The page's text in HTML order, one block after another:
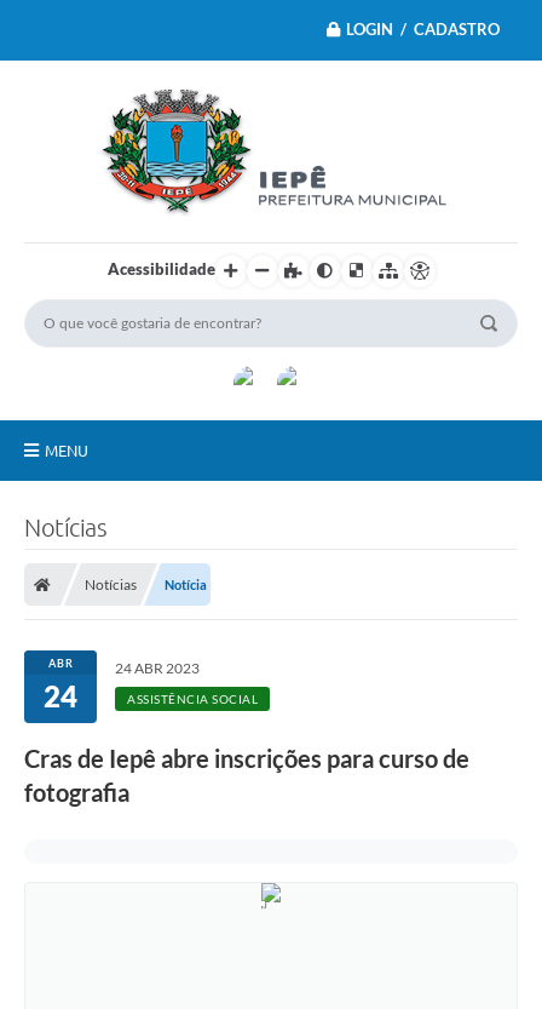
LOGIN / CADASTRO
Acessibilidade
MENU
Serviços Públicos
Carta de Serviços
Questionário de Mapeamento Cultural
Notícias
Notícias Notícia
ABR
24
24 ABR 2023
ASSISTÊNCIA SOCIAL
Cras de Iepê abre inscrições para curso de
fotografia